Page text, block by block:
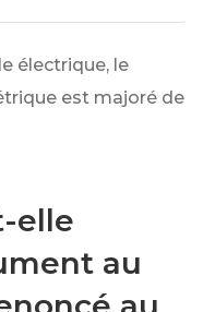
électrique, le
est majoré de
elle
au